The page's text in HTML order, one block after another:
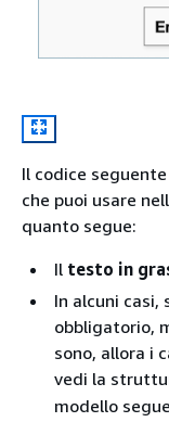
Il codice
che puoi usare
quanto segue:
Il testo in
In alcuni casi,
obbligatorio,
sono, allora i
vedi la
modello